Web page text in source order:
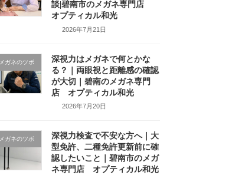
談|碧南市のメガネ専門店
オプティカル和光
2026年7月21日
メガネのツボ
深視力はメガネで何とかな
る？｜両眼視と距離感の確認
が大切｜碧南のメガネ専門
店 オプティカル和光
2026年7月20日
メガネのツボ
深視力検査で不安な方へ｜大
型免許、二種免許更新前に確
認したいこと｜碧南市のメガ
ネ専門店 オプティカル和光